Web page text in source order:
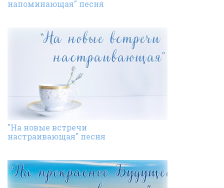
напоминающая" песня
"На новые встречи
настраивающая" песня